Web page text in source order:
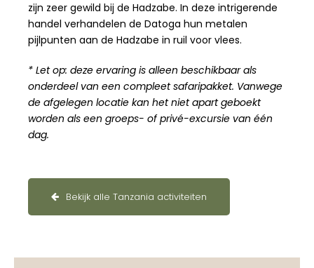
zijn zeer gewild bij de Hadzabe. In deze intrigerende
handel verhandelen de Datoga hun metalen
pijlpunten aan de Hadzabe in ruil voor vlees.
* Let op: deze ervaring is alleen beschikbaar als
onderdeel van een compleet safaripakket. Vanwege
de afgelegen locatie kan het niet apart geboekt
worden als een groeps- of privé-excursie van één
dag.
Bekijk alle Tanzania activiteiten